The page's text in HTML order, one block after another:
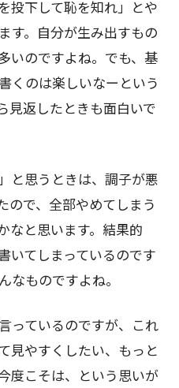
投下して恥を知れ」とや
す。自分が生み出すもの
いのですよね。でも、基
くのは楽しいなーという
見返したときも面白いで
と思うときは、調子が悪
ので、全部やめてしまう
なと思います。結果的
いてしまっているのです
なものですよね。
っているのですが、これ
見やすくしたい、もっと
度こそは、という思いが